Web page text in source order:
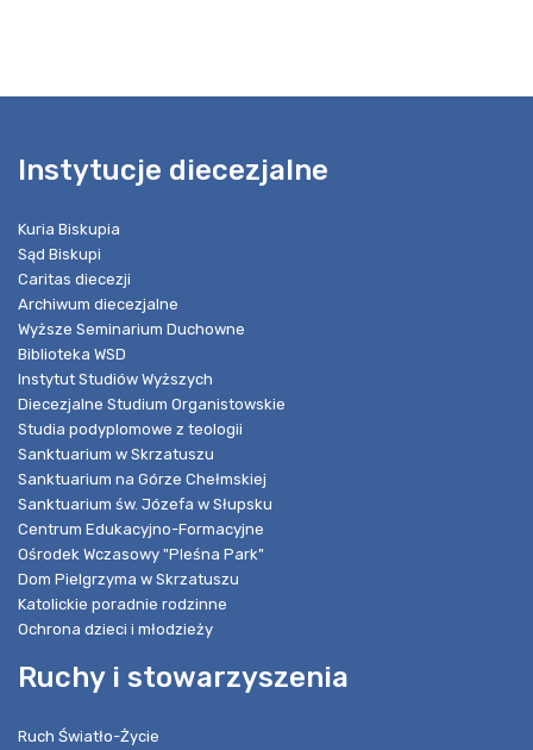
Instytucje diecezjalne
Kuria Biskupia
Sąd Biskupi
Caritas diecezji
Archiwum diecezjalne
Wyższe Seminarium Duchowne
Biblioteka WSD
Instytut Studiów Wyższych
Diecezjalne Studium Organistowskie
Studia podyplomowe z teologii
Sanktuarium w Skrzatuszu
Sanktuarium na Górze Chełmskiej
Sanktuarium św. Józefa w Słupsku
Centrum Edukacyjno-Formacyjne
Ośrodek Wczasowy "Pleśna Park"
Dom Pielgrzyma w Skrzatuszu
Katolickie poradnie rodzinne
Ochrona dzieci i młodzieży
Ruchy i stowarzyszenia
Ruch Światło-Życie